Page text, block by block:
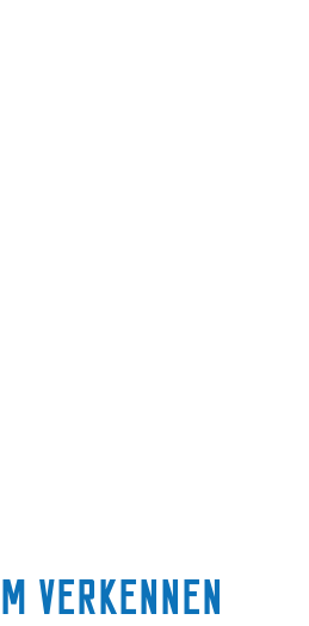
verkennen